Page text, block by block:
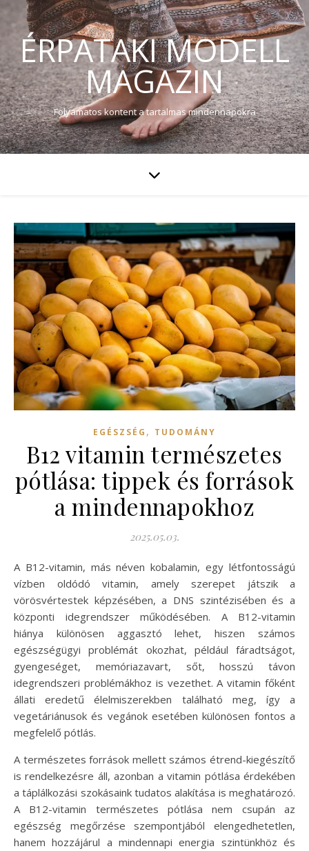
ÉRPATAKI MODELL
MAGAZIN
Folyamatos kontent a tartalmas mindennapokra
EGÉSZSÉG , TUDOMÁNY
B12 vitamin természetes
pótlása: tippek és források
a mindennapokhoz
2025.05.03.
A B12-vitamin, más néven kobalamin, egy létfontosságú
vízben oldódó vitamin, amely szerepet játszik a
vörösvértestek képzésében, a DNS szintézisében és a
központi idegrendszer működésében. A B12-vitamin
hiánya különösen aggasztó lehet, hiszen számos
egészségügyi problémát okozhat, például fáradtságot,
gyengeséget, memóriazavart, sőt, hosszú távon
idegrendszeri problémákhoz is vezethet. A vitamin főként
állati eredetű élelmiszerekben található meg, így a
vegetáriánusok és vegánok esetében különösen fontos a
megfelelő pótlás.
A természetes források mellett számos étrend-kiegészítő
is rendelkezésre áll, azonban a vitamin pótlása érdekében
a táplálkozási szokásaink tudatos alakítása is meghatározó.
A B12-vitamin természetes pótlása nem csupán az
egészség megőrzése szempontjából elengedhetetlen,
hanem hozzájárul a mindennapi energia szintünkhöz és